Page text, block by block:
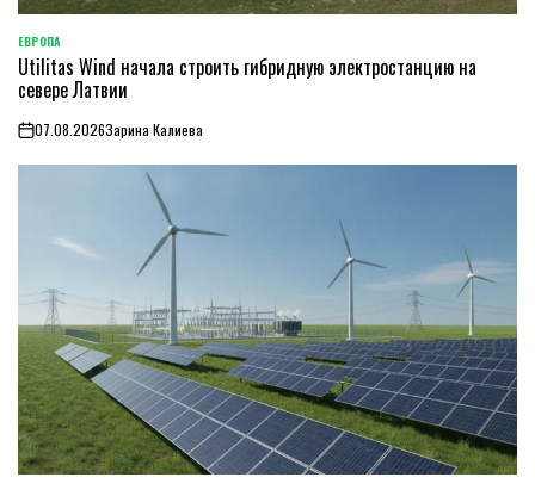
ОПУБЛИКОВАНО
ЕВРОПА
Utilitas Wind начала строить гибридную электростанцию на
севере Латвии
on07.08.2026Зарина Калиева